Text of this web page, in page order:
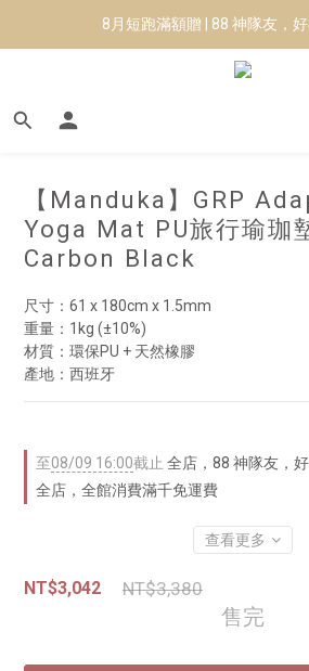
8月短跑滿額贈 | 88 神隊友，
8月短跑滿額贈 | 88 神隊友，
✨CURARING-韓國多功能深層按摩環
Manduka-跟著青蛙去旅行｜快
【Manduka】GRP
Yoga Mat PU旅行瑜珈
Carbon Black
尺寸：61 x 180cm x 1.5mm
重量：1kg (±10%)
材質：環保PU + 天然橡膠
產地：西班牙
至08/09 16:00截止 全店，88 神隊友，
全店，全館消費滿千免運費
查看更多
NT$3,042 NT$3,380
售完